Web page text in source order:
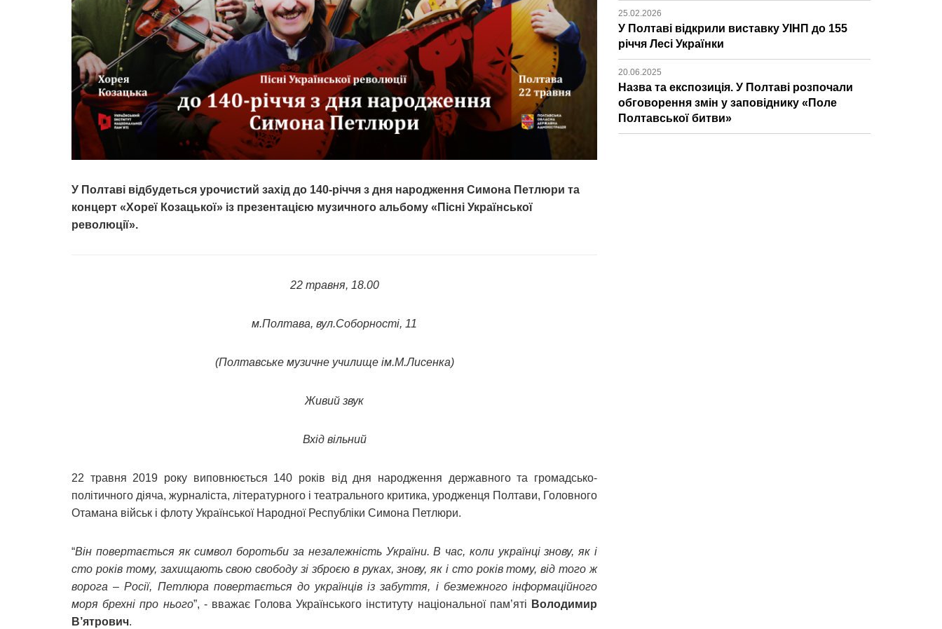
У Полтаві відбудеться урочистий захід до 140-річчя з дня народження Симона Петлюри та
концерт «Хореї Козацької» із презентацією музичного альбому «Пісні Української
революції».
22 травня, 18.00
м.Полтава, вул.Соборності, 11
(Полтавське музичне училище ім.М.Лисенка)
Живий звук
Вхід вільний
22 травня 2019 року виповнюється 140 років від дня народження державного та громадсько-
політичного діяча, журналіста, літературного і театрального критика, уродженця Полтави, Головного
Отамана військ і флоту Української Народної Республіки Симона Петлюри.
“Він повертається як символ боротьби за незалежність України. В час, коли українці знову, як і
сто років тому, захищають свою свободу зі зброєю в руках, знову, як і сто років тому, від того ж
ворога – Росії, Петлюра повертається до українців із забуття, і безмежного інформаційного
моря брехні про нього”, - вважає Голова Українського інституту національної пам’яті Володимир
В’ятрович.
25.02.2026
У Полтаві відкрили виставку УІНП до 155
річчя Лесі Українки
20.06.2025
Назва та експозиція. У Полтаві розпочали
обговорення змін у заповіднику «Поле
Полтавської битви»